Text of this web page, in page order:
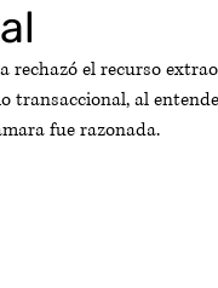
rechazó el recurso
transaccional, al
fue razonada.